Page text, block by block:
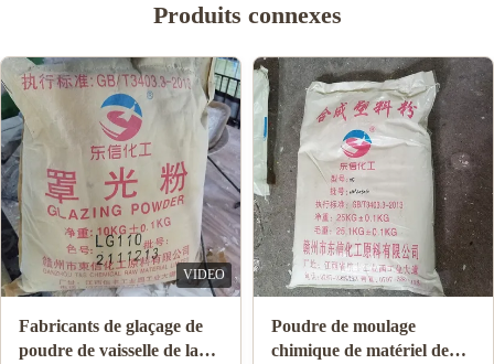
Produits connexes
VIDEO
Fabricants de glaçage de
poudre de vaisselle de la
Poudre de moulage
chimique de matériel de